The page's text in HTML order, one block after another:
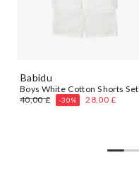
Babidu
Boys White Cotton Shorts Set
40,00 £
-30% 28,00 £